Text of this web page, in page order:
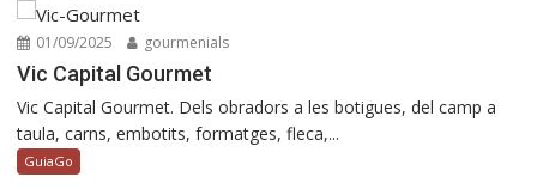
01/09/2025 gourmenials
Vic Capital Gourmet
Vic Capital Gourmet. Dels obradors a les botigues, del camp a
taula, carns, embotits, formatges, fleca,...
GuiaGo